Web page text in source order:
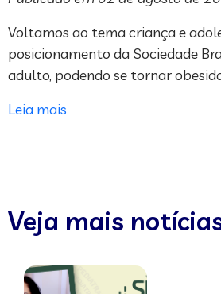
Voltamos ao tema criança e
posicionamento da Sociedade
adulto, podendo se tornar
Leia mais
Veja mais